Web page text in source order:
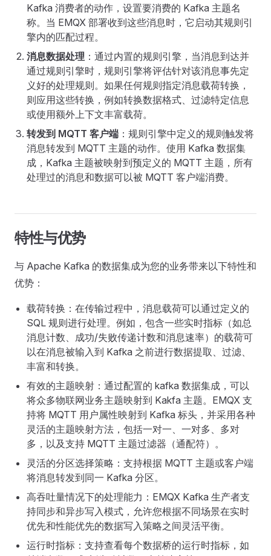
Kafka 消费者的动作，设置要消费的 Kafka 主题名
称。当 EMQX 部署收到这些消息时，它启动其规则引
擎内的匹配过程。
消息数据处理 ：通过内置的规则引擎，当消息到达并
通过规则引擎时，规则引擎将评估针对该消息事先定
义好的处理规则。如果任何规则指定消息载荷转换，
则应用这些转换，例如转换数据格式、过滤特定信息
或使用额外上下文丰富载荷。
转发到 MQTT 客户端 ：规则引擎中定义的规则触发将
消息转发到 MQTT 主题的动作。使用 Kafka 数据集
成，Kafka 主题被映射到预定义的 MQTT 主题，所有
处理过的消息和数据可以被 MQTT 客户端消费。
特性与优势
与 Apache Kafka 的数据集成为您的业务带来以下特性和
优势：
载荷转换：在传输过程中，消息载荷可以通过定义的
SQL 规则进行处理。例如，包含一些实时指标（如总
消息计数、成功/失败传递计数和消息速率）的载荷可
以在消息被输入到 Kafka 之前进行数据提取、过滤、
丰富和转换。
有效的主题映射：通过配置的 kafka 数据集成，可以
将众多物联网业务主题映射到 Kakfa 主题。EMQX 支
持将 MQTT 用户属性映射到 Kafka 标头，并采用各种
灵活的主题映射方法，包括一对一、一对多、多对
多，以及支持 MQTT 主题过滤器（通配符）。
灵活的分区选择策略：支持根据 MQTT 主题或客户端
将消息转发到同一 Kafka 分区。
高吞吐量情况下的处理能力：EMQX Kafka 生产者支
持同步和异步写入模式，允许您根据不同场景在实时
优先和性能优先的数据写入策略之间灵活平衡。
运行时指标：支持查看每个数据桥的运行时指标，如